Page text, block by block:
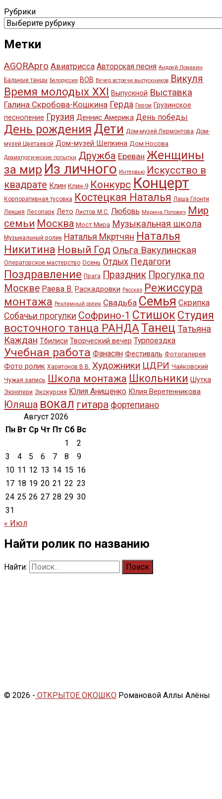
Рубрики
Метки
AGORApro Авиатрисса Авторская песня Андрей Ломакин
Бальные танцы Белоруссия ВОВ Вечер встречи выпускников Викуля
Время молодых XXI Выпускной Выставка
Галина Скробова-Кошкина Герда Герои Грузинское
песнопение Грузия Деннис Америка День победы
День рождения Дети Дом-музей Лермонтова Дом-
музей Цветаевой Дом-музей Щепкина Дом Носова
Драматургические попытки Дружба Ереван Женщины
за мир Из личного Интервью Искусство в
квадрате Клин Клин-9 Конкурс Концерт
Корпоративная тусовка Костецкая Наталья Лаша Глонти
Лекция Лесопарк Лето Листов М.С. Любовь Марина Попович Мир
семьи Москва Мост Мира Музыкальная школа
Музыкальный ролик Наталья Мкртчян Наталья
Никитина Новый Год Ольга Вакулинская
Операторское мастерство Осень Отдых Педагоги
Поздравление Прага Праздник Прогулка по
Москве Раева В. Раскадровки Рассказ Режиссура
монтажа Рекламный ролик Свадьба Семья Скрипка
Собачьи прогулки Софрино-1 Стишок Студия
восточного танца РАНДА Танец Татьяна
Каждан Тбилиси Творческий вечер Турпоездка
Учебная работа Фанасян Фестиваль Фотогалерея
Фото ролик Харитонов В.В. Художники ЦДРИ Чайковский
Чужая запись Школа монтажа Школьники Шутка
Экзюпери Экскурсия Юлия Анищенко Юлия Веретенникова
Юляша вокал гитара фортепиано
Август 2026
Пн Вт Ср Чт Пт Сб Вс
1
2
3
4 5 6 7 8
9
10 11 12 13 14 15 16
17 18 19 20 21 22 23
24 25 26 27 28 29 30
31
« Июл
Найти ролик по названию
Найти:
© 2026 - ОТКРЫТОЕ ОКОШКО Романовой Аллы Алёны